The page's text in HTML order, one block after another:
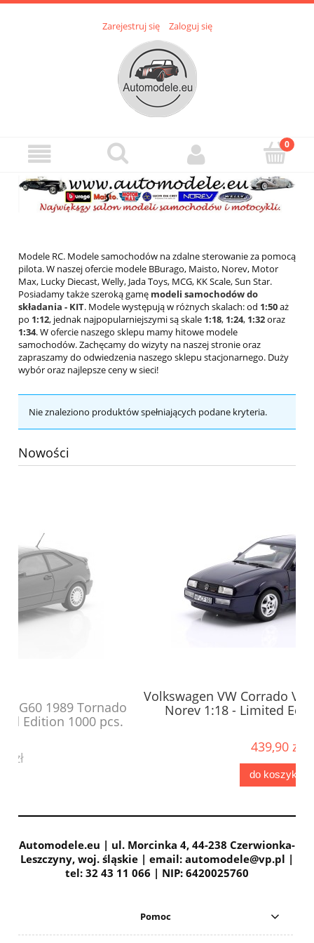
Zarejestruj się Zaloguj się
Modele RC. Modele samochodów na zdalne sterowanie za pomocą
pilota. W naszej ofercie modele BBurago, Maisto, Norev, Motor
Max, Lucky Diecast, Welly, Jada Toys, MCG, KK Scale, Sun Star.
Posiadamy także szeroką gamę modeli samochodów do
składania - KIT. Modele występują w różnych skalach: od 1:50aż
po 1:12, jednak najpopularniejszymi są skale 1:18, 1:24, 1:32oraz
1:34. W ofercie naszego sklepu mamy hitowe modele
samochodów.Zachęcamy do wizyty na naszej stronie oraz
zapraszamy do odwiedzenia naszego sklepu stacjonarnego. Duży
wybór oraz najlepsze ceny w sieci!
Nie znaleziono produktów spełniających podane kryteria.
Nowości
Volkswagen VW Corrado VR6 1992 Aqua Blue
Norev 1:18 - Limited Edition 1000 pcs.
Automodele.eu | ul. Morcinka 4, 44-238 Czerwionka-
Leszczyny, woj. śląskie | email: automodele@vp.pl |
tel: 32 43 11 066 | NIP: 6420025760
Pomoc